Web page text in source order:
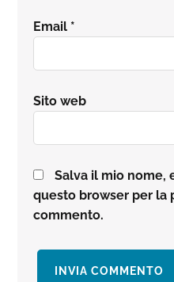
Email *
Sito web
Salva il mio nome,
questo browser per la
commento.